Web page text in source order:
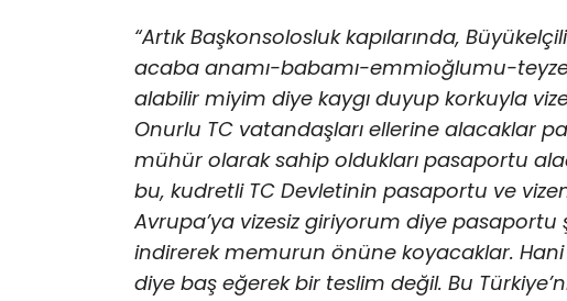
“Artık Başkonsolosluk kapılarında,
acaba anamı-babamı-emmioğlumu-teyze
alabilir miyim diye kaygı duyup korkuyla
Onurlu TC vatandaşları ellerine alacaklar
mühür olarak sahip oldukları pasaportu
bu, kudretli TC Devletinin pasaportu ve
Avrupa’ya vizesiz giriyorum diye pasaportu
indirerek memurun önüne koyacaklar.
diye baş eğerek bir teslim değil. Bu